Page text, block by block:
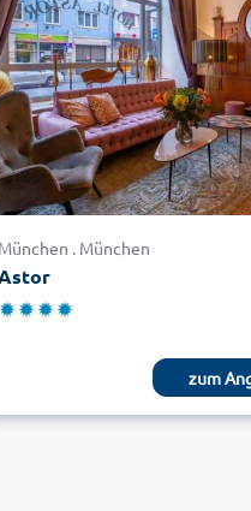
München . München
zum